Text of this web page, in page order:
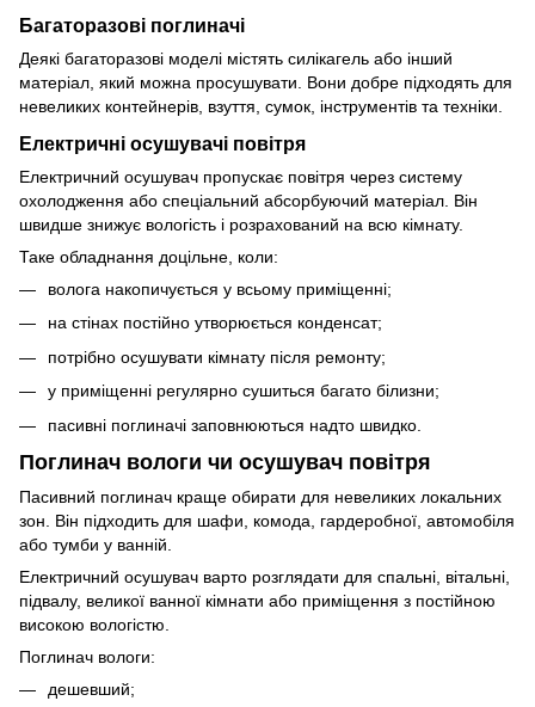
Багаторазові поглиначі
Деякі багаторазові моделі містять силікагель або інший
матеріал, який можна просушувати. Вони добре підходять для
невеликих контейнерів, взуття, сумок, інструментів та техніки.
Електричні осушувачі повітря
Електричний осушувач пропускає повітря через систему
охолодження або спеціальний абсорбуючий матеріал. Він
швидше знижує вологість і розрахований на всю кімнату.
Таке обладнання доцільне, коли:
волога накопичується у всьому приміщенні;
на стінах постійно утворюється конденсат;
потрібно осушувати кімнату після ремонту;
у приміщенні регулярно сушиться багато білизни;
пасивні поглиначі заповнюються надто швидко.
Поглинач вологи чи осушувач повітря
Пасивний поглинач краще обирати для невеликих локальних
зон. Він підходить для шафи, комода, гардеробної, автомобіля
або тумби у ванній.
Електричний осушувач варто розглядати для спальні, вітальні,
підвалу, великої ванної кімнати або приміщення з постійною
високою вологістю.
Поглинач вологи:
дешевший;